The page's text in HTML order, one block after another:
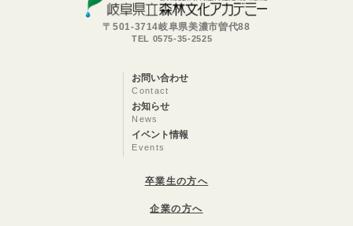
〒501-3714岐阜県美濃市曽代88
TEL 0575-35-2525
お問い合わせ
Contact
お知らせ
News
イベント情報
Events
卒業生の方へ
企業の方へ